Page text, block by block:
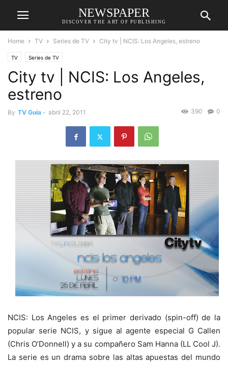
NEWSPAPER
DISCOVER THE ART OF PUBLISHING
Home TV Series de TV City tv | NCIS: Los Angeles, estreno
TV Series de TV
City tv | NCIS: Los Angeles,
estreno
By TV Guía - abril 22, 2011 0
390
NCIS: Los Angeles es el primer derivado (spin-off) de la
popular serie NCIS, y sigue al agente especial G Callen
(Chris O’Donnell) y a su compañero Sam Hanna (LL Cool J).
La serie es un drama sobre las altas apuestas del mundo